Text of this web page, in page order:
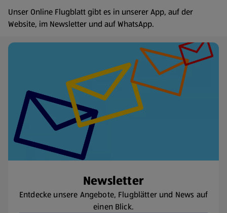
Unser Online Flugblatt gibt es in unserer App, auf der
Website, im Newsletter und auf WhatsApp.
Newsletter
Entdecke unsere Angebote, Flugblätter und News auf
einen Blick.